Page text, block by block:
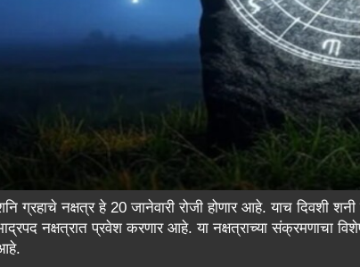
ग्रहाचे नक्षत्र हे 20 जानेवारी रोजी होणार आहे. याच दिवशी शनी
नक्षत्रात प्रवेश करणार आहे. या नक्षत्राच्या संक्रमणाचा